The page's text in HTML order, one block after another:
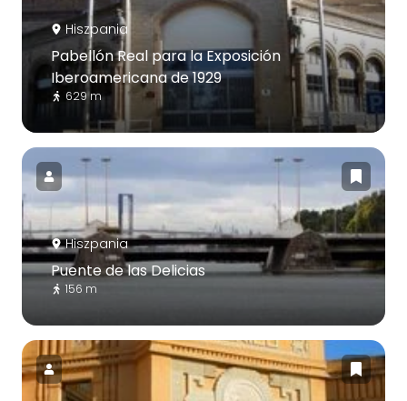
Hiszpania
Pabellón Real para la Exposición
Iberoamericana de 1929
629 m
Hiszpania
Puente de las Delicias
156 m